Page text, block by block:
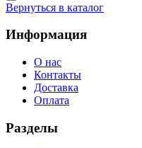
Вернуться в каталог
Информация
О нас
Контакты
Доставка
Оплата
Разделы